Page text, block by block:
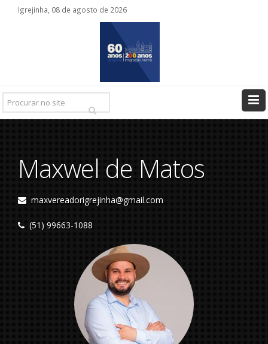
Igrejinha, 08 de agosto de 2026
Pesquisar
Ir
Maxwel de Matos
maxvereadorigrejinha@gmail.com
(51) 99663-1088